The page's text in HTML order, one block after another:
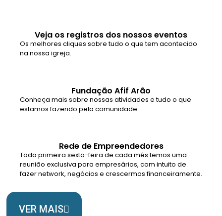
Veja os registros dos nossos eventos
Os melhores cliques sobre tudo o que tem acontecido
na nossa igreja.
Fundação Afif Arão
Conheça mais sobre nossas atividades e tudo o que
estamos fazendo pela comunidade.
Rede de Empreendedores
Toda primeira sexta-feira de cada mês temos uma
reunião exclusiva para empresários, com intuito de
fazer network, negócios e crescermos financeiramente.
VER MAIS